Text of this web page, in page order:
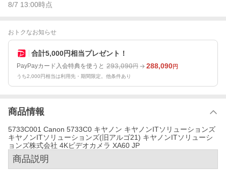
8/7 13:00時点
おトクなお知らせ
合計5,000円相当プレゼント！
PayPayカード入会特典を使うと 293,090円 288,090円
うち2,000円相当は利用先・期間限定。他条件あり
商品情報
5733C001 Canon 5733C0 キヤノン キヤノンITソリューションズ
キヤノンITソリューションズ(旧アルゴ21) キヤノンITソリューシ
ョンズ株式会社 4Kビデオカメラ XA60 JP
商品説明